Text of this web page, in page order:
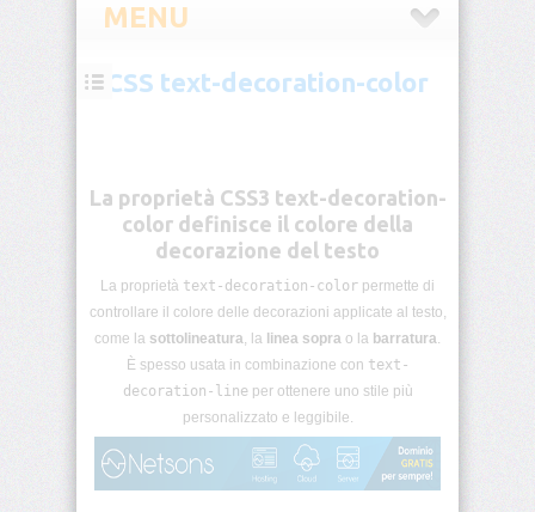
MENU
CSS
Selettori
Pseudo-
classi
Pseudo-
elementi
Unità
CSS text-decoration-color
La proprietà CSS3 text-decoration-
color definisce il colore della
decorazione del testo
La proprietà text-decoration-color permette di
controllare il colore delle decorazioni applicate al testo,
come la sottolineatura, la linea sopra o la barratura.
È spesso usata in combinazione con text-
decoration-lineper ottenere uno stile più
personalizzato e leggibile.